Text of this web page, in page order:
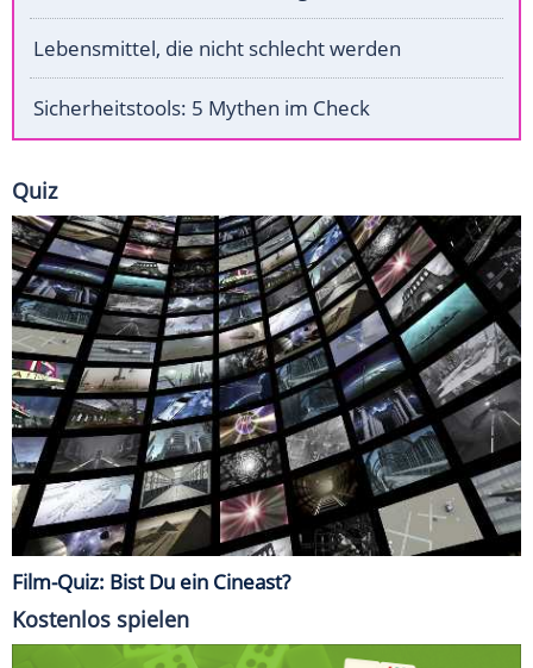
Lebensmittel, die nicht schlecht werden
Sicherheitstools: 5 Mythen im Check
Quiz
Film-Quiz: Bist Du ein Cineast?
Kostenlos spielen